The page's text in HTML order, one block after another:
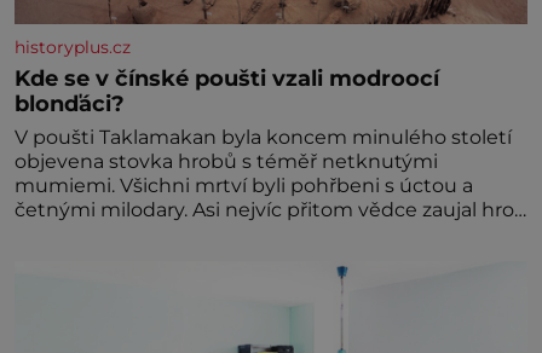
historyplus.cz
Kde se v čínské poušti vzali modroocí
blonďáci?
V poušti Taklamakan byla koncem minulého století
objevena stovka hrobů s téměř netknutými
mumiemi. Všichni mrtví byli pohřbeni s úctou a
četnými milodary. Asi nejvíc přitom vědce zaujal hrob
dávných lidí nesmírně dobře zachovalá, přičítají
odborníci zdejším klimatickým podmínkám. Sucho,